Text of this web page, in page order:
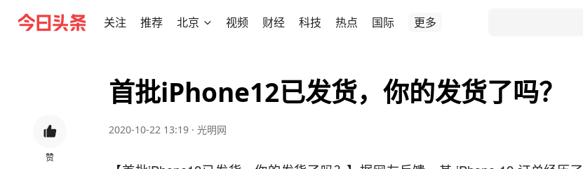
关注 推荐 北京 视频 财经 科技 热点 国际 更多
赞
首批iPhone12已发货，你的发货了吗？
2020-10-22 13:19 · 光明网